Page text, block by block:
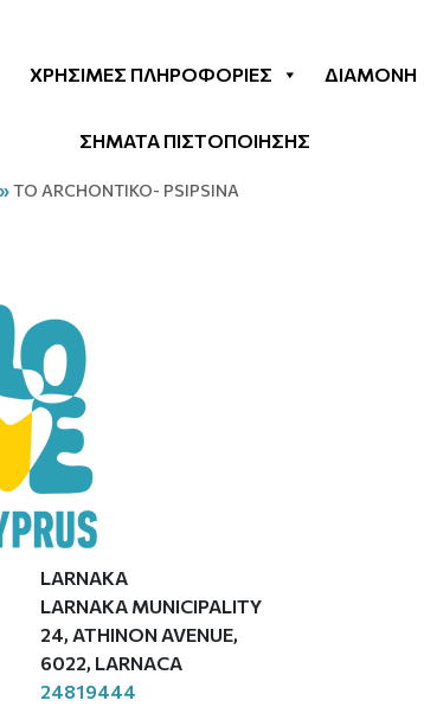
ΧΡΉΣΙΜΕΣ ΠΛΗΡΟΦΟΡΊΕΣ ΔΙΑΜΟΝΉ
ΣΗΜΑΤΑ ΠΙΣΤΟΠΟΙΗΣΗΣ
»TO ARCHONTIKO- PSIPSINA
LARNAKA
LARNAKA MUNICIPALITY
24, ATHINON AVENUE,
6022, LARNACA
24819444